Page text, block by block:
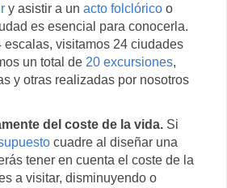
y asistir a un acto folclóricoo
es esencial para conocerla.
escalas, visitamos 24 ciudades
un total de 20 excursiones,
y otras realizadas por nosotros
del coste de la vida.Si
cuadre al diseñar una
tener en cuenta el coste de la
a visitar, disminuyendo o